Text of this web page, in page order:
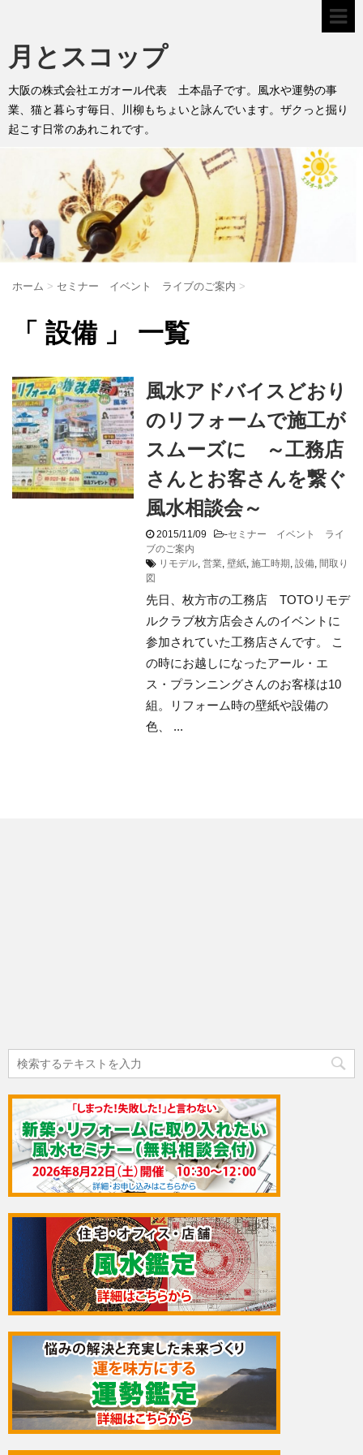
月とスコップ
大阪の株式会社エガオール代表 土本晶子です。風水や運勢の事
業、猫と暮らす毎日、川柳もちょいと詠んでいます。ザクっと掘り
起こす日常のあれこれです。
ホーム > セミナー イベント ライブのご案内 >
「 設備 」 一覧
風水アドバイスどおり
のリフォームで施工が
スムーズに ～工務店
さんとお客さんを繋ぐ
風水相談会～
2015/11/09 -セミナー イベント ライ
ブのご案内
リモデル, 営業, 壁紙, 施工時期 , 設備, 間取り
図
先日、枚方市の工務店 TOTOリモデ
ルクラブ枚方店会さんのイベントに
参加されていた工務店さんです。 こ
の時にお越しになったアール・エ
ス・プランニングさんのお客様は10
組。リフォーム時の壁紙や設備の
色、 ...